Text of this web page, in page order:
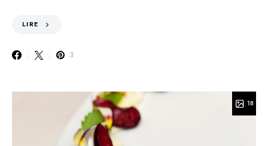
LIRE
3
18